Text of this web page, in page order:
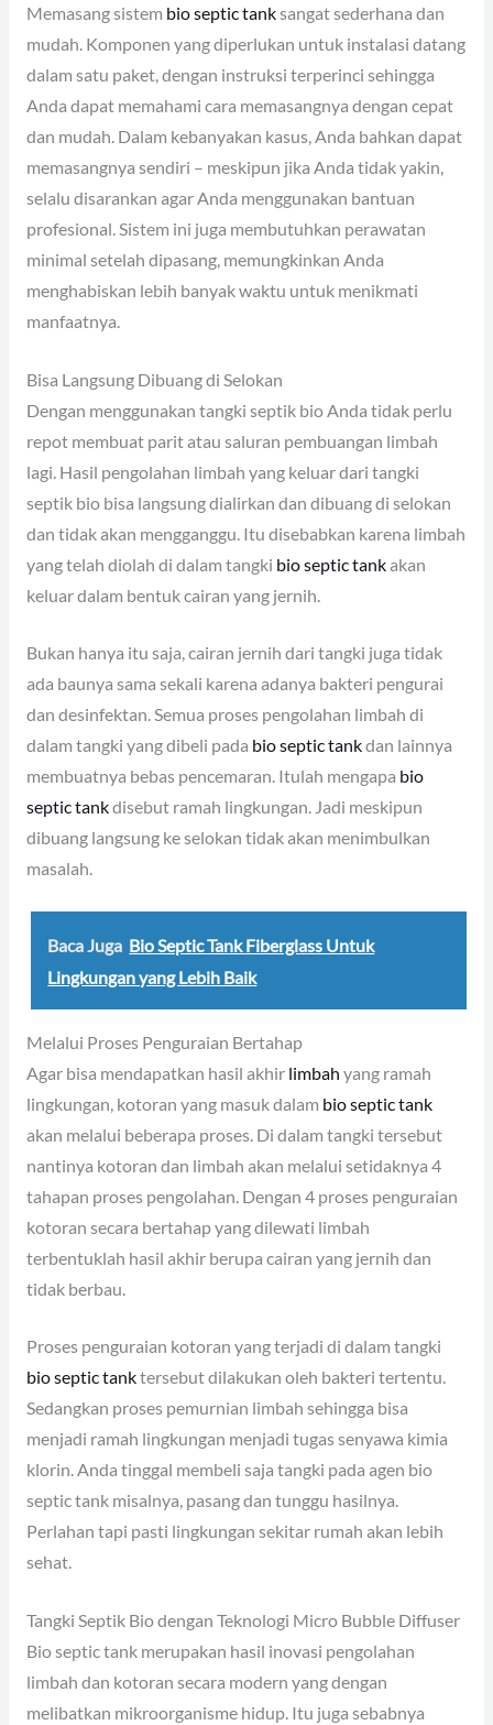
Memasang sistem bio septic tanksangat sederhana dan
mudah. Komponen yang diperlukan untuk instalasi datang
dalam satu paket, dengan instruksi terperinci sehingga
Anda dapat memahami cara memasangnya dengan cepat
dan mudah. Dalam kebanyakan kasus, Anda bahkan dapat
memasangnya sendiri – meskipun jika Anda tidak yakin,
selalu disarankan agar Anda menggunakan bantuan
profesional. Sistem ini juga membutuhkan perawatan
minimal setelah dipasang, memungkinkan Anda
menghabiskan lebih banyak waktu untuk menikmati
manfaatnya.
Bisa Langsung Dibuang di Selokan
Dengan menggunakan tangki septik bio Anda tidak perlu
repot membuat parit atau saluran pembuangan limbah
lagi. Hasil pengolahan limbah yang keluar dari tangki
septik bio bisa langsung dialirkan dan dibuang di selokan
dan tidak akan mengganggu. Itu disebabkan karena limbah
yang telah diolah di dalam tangki bio septic tankakan
keluar dalam bentuk cairan yang jernih.
Bukan hanya itu saja, cairan jernih dari tangki juga tidak
ada baunya sama sekali karena adanya bakteri pengurai
dan desinfektan. Semua proses pengolahan limbah di
dalam tangki yang dibeli pada bio septic tankdan lainnya
membuatnya bebas pencemaran. Itulah mengapa bio
septic tankdisebut ramah lingkungan. Jadi meskipun
dibuang langsung ke selokan tidak akan menimbulkan
masalah.
Baca Juga Bio Septic Tank Fiberglass Untuk
Lingkungan yang Lebih Baik
Melalui Proses Penguraian Bertahap
Agar bisa mendapatkan hasil akhir limbah yang ramah
lingkungan, kotoran yang masuk dalam bio septic tank
akan melalui beberapa proses. Di dalam tangki tersebut
nantinya kotoran dan limbah akan melalui setidaknya 4
tahapan proses pengolahan. Dengan 4 proses penguraian
kotoran secara bertahap yang dilewati limbah
terbentuklah hasil akhir berupa cairan yang jernih dan
tidak berbau.
Proses penguraian kotoran yang terjadi di dalam tangki
bio septic tanktersebut dilakukan oleh bakteri tertentu.
Sedangkan proses pemurnian limbah sehingga bisa
menjadi ramah lingkungan menjadi tugas senyawa kimia
klorin. Anda tinggal membeli saja tangki pada agen bio
septic tank misalnya, pasang dan tunggu hasilnya.
Perlahan tapi pasti lingkungan sekitar rumah akan lebih
sehat.
Tangki Septik Bio dengan Teknologi Micro Bubble Diffuser
Bio septic tank merupakan hasil inovasi pengolahan
limbah dan kotoran secara modern yang dengan
melibatkan mikroorganisme hidup. Itu juga sebabnya